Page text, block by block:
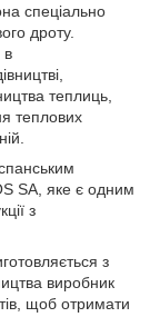
спеціально
дроту.
в
теплиць,
теплових
SA, яке є одним
з
з
виробник
щоб отримати